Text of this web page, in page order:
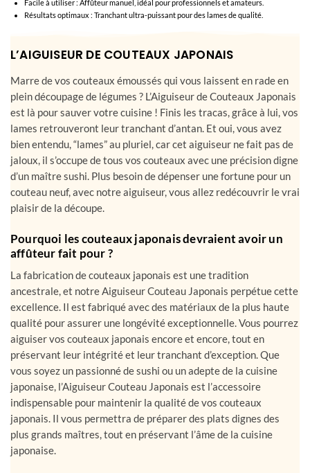
Polyvalent : Adapté à tout type de couteau pro et outils tranchants.
Options variées : Réglages pour un aiguisage précis, fin ou grossier.
L’AIGUISEUR DE COUTEAUX JAPONAIS
Marre de vos couteaux émoussés qui vous laissent en rade en
plein découpage de légumes ? L’Aiguiseur de Couteaux Japonais
est là pour sauver votre cuisine ! Finis les tracas, grâce à lui, vos
lames retrouveront leur tranchant d’antan. Et oui, vous avez
bien entendu, “lames” au pluriel, car cet aiguiseur ne fait pas de
jaloux, il s’occupe de tous vos couteaux avec une précision digne
d’un maître sushi. Plus besoin de dépenser une fortune pour un
plaisir de la découpe.
affûteur fait pour ?
La fabrication de couteaux japonais est une tradition
ancestrale, et notre Aiguiseur Couteau Japonais perpétue cette
excellence. Il est fabriqué avec des matériaux de la plus haute
qualité pour assurer une longévité exceptionnelle. Vous pourrez
aiguiser vos couteaux japonais encore et encore, tout en
préservant leur intégrité et leur tranchant d’exception. Que
vous soyez un passionné de sushi ou un adepte de la cuisine
japonaise, l’Aiguiseur Couteau Japonais est l’accessoire
indispensable pour maintenir la qualité de vos couteaux
japonais. Il vous permettra de préparer des plats dignes des